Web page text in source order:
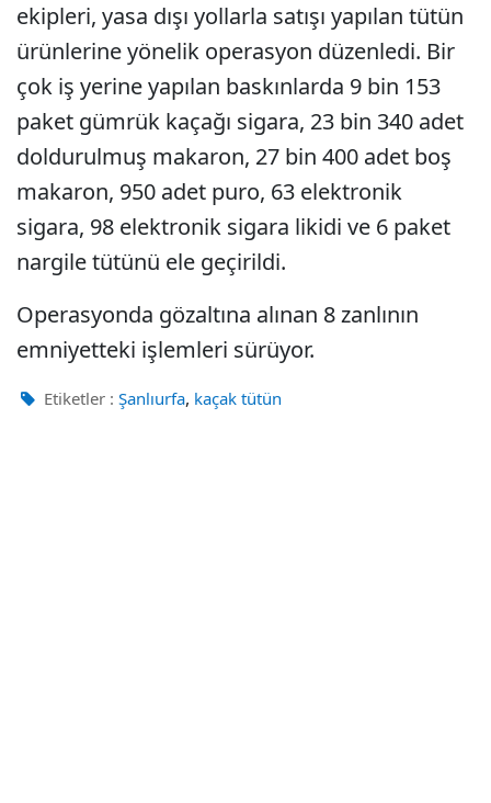
ekipleri, yasa dışı yollarla satışı yapılan tütün
ürünlerine yönelik operasyon düzenledi. Bir
çok iş yerine yapılan baskınlarda 9 bin 153
paket gümrük kaçağı sigara, 23 bin 340 adet
doldurulmuş makaron, 27 bin 400 adet boş
makaron, 950 adet puro, 63 elektronik
sigara, 98 elektronik sigara likidi ve 6 paket
nargile tütünü ele geçirildi.
Operasyonda gözaltına alınan 8 zanlının
emniyetteki işlemleri sürüyor.
Etiketler : Şanlıurfa, kaçak tütün